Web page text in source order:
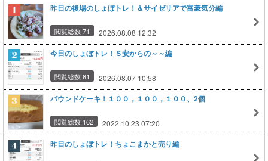
昨日の後場のしょぼトレ！＆サイゼリアで富豪気分編
閲覧総数 71 2026.08.08 12:32
今日のしょぼトレ！Ｓ安からの～～編
閲覧総数 81 2026.08.07 10:58
パウンドケーキ！１００，１００，１００、2個
閲覧総数 162 2022.10.23 07:20
昨日のしょぼトレ！ちょこまかと売り編